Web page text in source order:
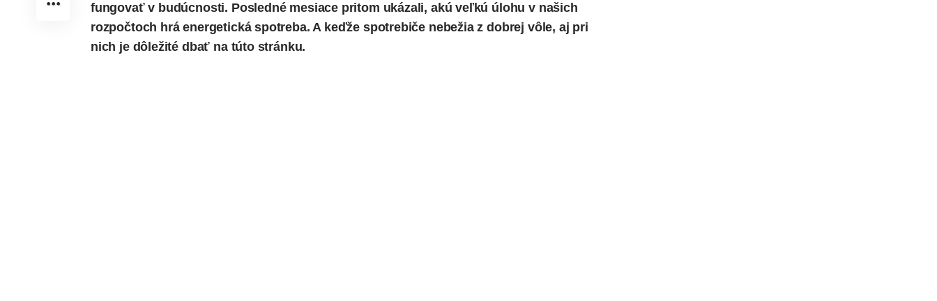
fungovať v budúcnosti. Posledné mesiace pritom ukázali, akú veľkú úlohu v našich
rozpočtoch hrá energetická spotreba. A keďže spotrebiče nebežia z dobrej vôle, aj pri
nich je dôležité dbať na túto stránku.